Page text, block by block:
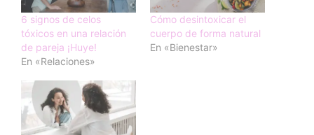
6 signos de celos
tóxicos en una relación
de pareja ¡Huye!
En «Relaciones»
Cómo desintoxicar el
cuerpo de forma natural
En «Bienestar»